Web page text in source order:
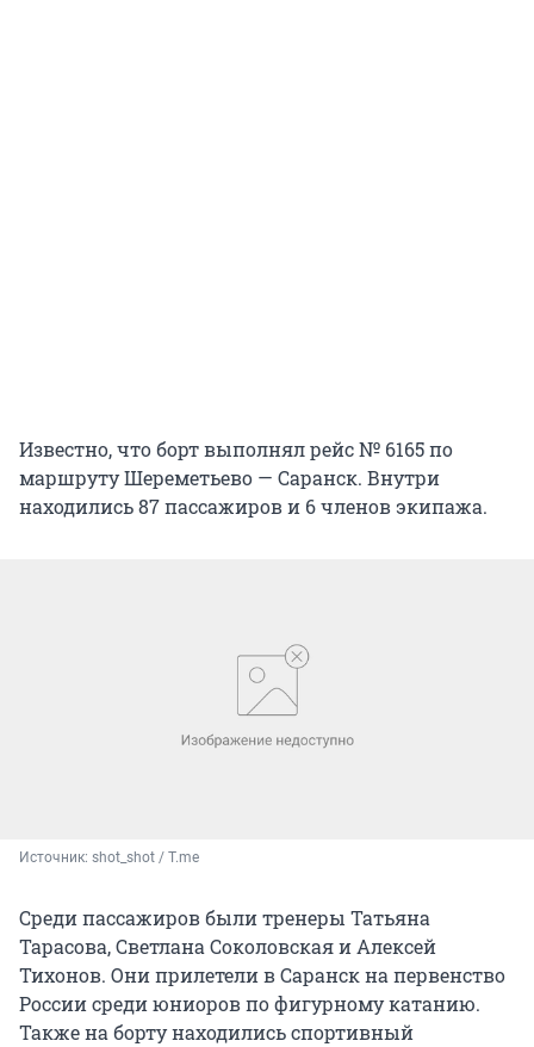
Известно, что борт выполнял рейс № 6165 по
маршруту Шереметьево — Саранск. Внутри
находились 87 пассажиров и 6 членов экипажа.
Источник: shot_shot / T.me
Среди пассажиров были тренеры Татьяна
Тарасова, Светлана Соколовская и Алексей
Тихонов. Они прилетели в Саранск на первенство
России среди юниоров по фигурному катанию.
Также на борту находились спортивный